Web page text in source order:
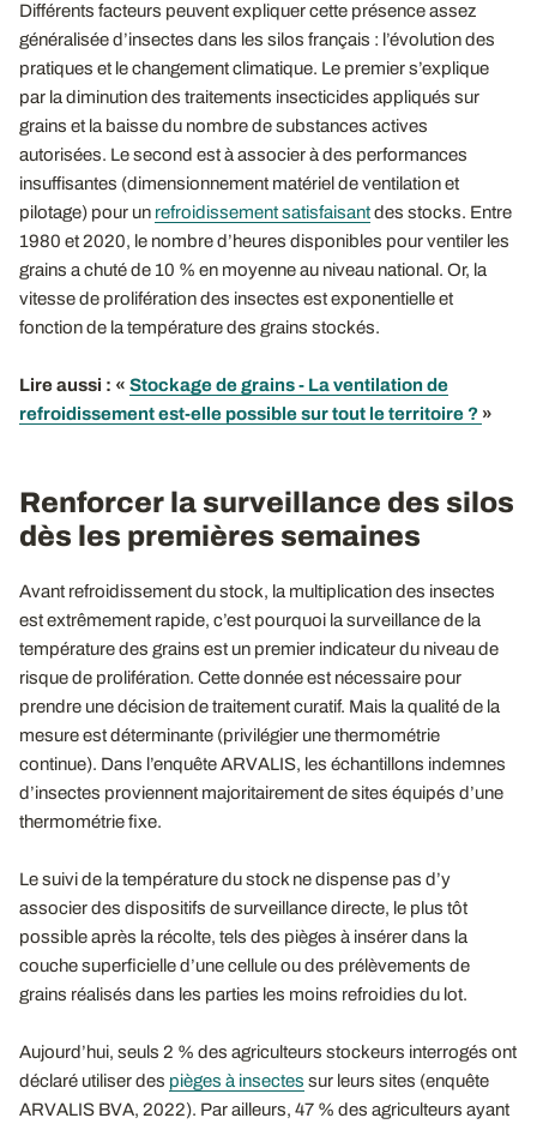
Différents facteurs peuvent expliquer cette présence assez
généralisée d’insectes dans les silos français : l’évolution des
pratiques et le changement climatique. Le premier s’explique
par la diminution des traitements insecticides appliqués sur
grains et la baisse du nombre de substances actives
autorisées. Le second est à associer à des performances
insuffisantes (dimensionnement matériel de ventilation et
pilotage) pour un refroidissement satisfaisantdes stocks. Entre
1980 et 2020, le nombre d’heures disponibles pour ventiler les
grains a chuté de 10 % en moyenne au niveau national. Or, la
vitesse de prolifération des insectes est exponentielle et
fonction de la température des grains stockés.
Lire aussi : « Stockage de grains - La ventilation de
refroidissement est-elle possible sur tout le territoire ? »
Renforcer la surveillance des silos
dès les premières semaines
Avant refroidissement du stock, la multiplication des insectes
est extrêmement rapide, c’est pourquoi la surveillance de la
température des grains est un premier indicateur du niveau de
risque de prolifération. Cette donnée est nécessaire pour
prendre une décision de traitement curatif. Mais la qualité de la
mesure est déterminante (privilégier une thermométrie
continue). Dans l’enquête ARVALIS, les échantillons indemnes
d’insectes proviennent majoritairement de sites équipés d’une
thermométrie fixe.
Le suivi de la température du stock ne dispense pas d’y
associer des dispositifs de surveillance directe, le plus tôt
possible après la récolte, tels des pièges à insérer dans la
couche superficielle d’une cellule ou des prélèvements de
grains réalisés dans les parties les moins refroidies du lot.
Aujourd’hui, seuls 2 % des agriculteurs stockeurs interrogés ont
déclaré utiliser des pièges à insectes sur leurs sites (enquête
ARVALIS BVA, 2022). Par ailleurs, 47 % des agriculteurs ayant